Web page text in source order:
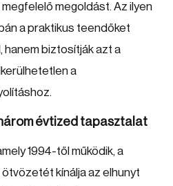
megoldást. Az ilyen
a praktikus teendőket
hanem biztosítják azt a
a
évtized tapasztalat
1994-től működik, a
kínálja az elhunyt